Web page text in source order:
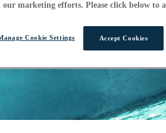
marketing efforts. Please click below to
Accept Cookies
Cookie Settings